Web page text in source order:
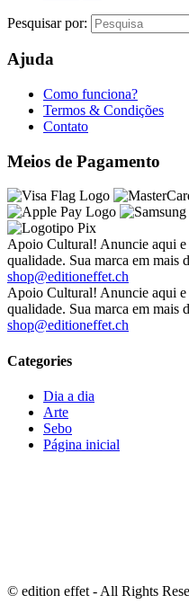
Pesquisar por:
Ajuda
Como funciona?
Termos & Condições
Contato
Meios de Pagamento
Apoio Cultural! Anuncie aqui e
qualidade. Sua marca em mais
shop@editioneffet.ch
Apoio Cultural! Anuncie aqui e
qualidade. Sua marca em mais
shop@editioneffet.ch
Categories
Dia a dia
Arte
Sebo
Página inicial
© edition effet - All Rights